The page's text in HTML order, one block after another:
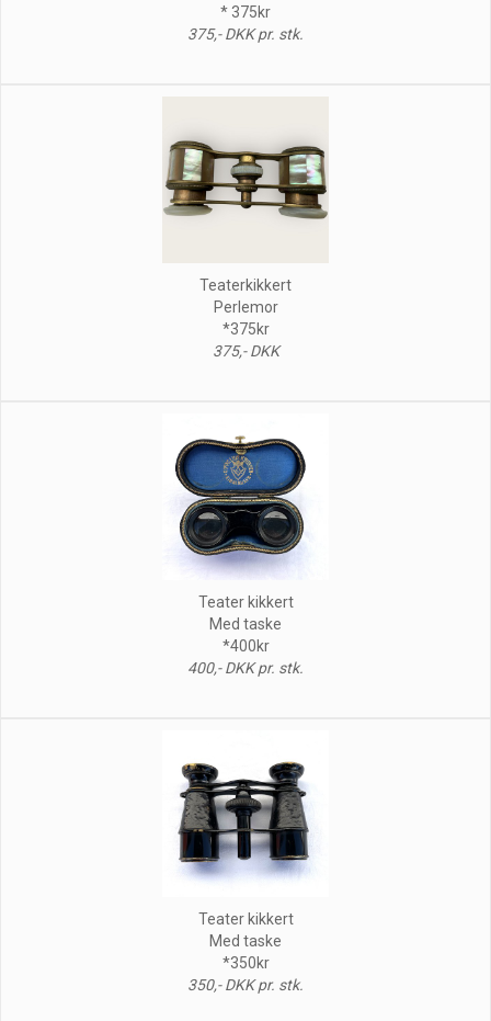
* 375kr
375,- DKK pr. stk.
Teaterkikkert
Perlemor
*375kr
375,- DKK
Teater kikkert
Med taske
*400kr
400,- DKK pr. stk.
Teater kikkert
Med taske
*350kr
350,- DKK pr. stk.